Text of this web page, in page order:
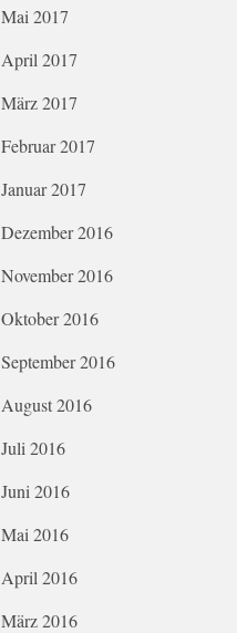
Mai 2017
April 2017
März 2017
Februar 2017
Januar 2017
Dezember 2016
November 2016
Oktober 2016
September 2016
August 2016
Juli 2016
Juni 2016
Mai 2016
April 2016
März 2016